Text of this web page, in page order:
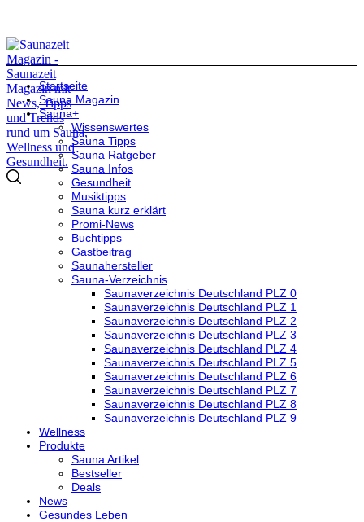
Startseite
Sauna Magazin
Sauna+
Wissenswertes
Sauna Tipps
Sauna Ratgeber
Sauna Infos
Gesundheit
Musiktipps
Sauna kurz erklärt
Promi-News
Buchtipps
Gastbeitrag
Saunahersteller
Sauna-Verzeichnis
Saunaverzeichnis Deutschland PLZ 0
Saunaverzeichnis Deutschland PLZ 1
Saunaverzeichnis Deutschland PLZ 2
Saunaverzeichnis Deutschland PLZ 3
Saunaverzeichnis Deutschland PLZ 4
Saunaverzeichnis Deutschland PLZ 5
Saunaverzeichnis Deutschland PLZ 6
Saunaverzeichnis Deutschland PLZ 7
Saunaverzeichnis Deutschland PLZ 8
Saunaverzeichnis Deutschland PLZ 9
Wellness
Produkte
Sauna Artikel
Bestseller
Deals
News
Gesundes Leben